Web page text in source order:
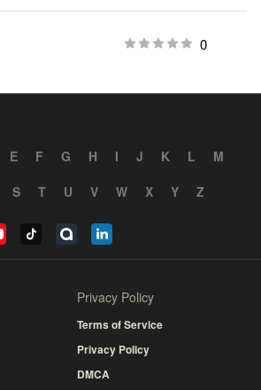
0
E F G H I J K L
M
S T U V W X Y Z
Privacy Policy
Terms of Service
Privacy Policy
DMCA